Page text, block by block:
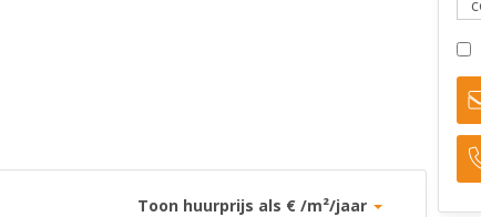
Toon huurprijs als € /m²/jaar